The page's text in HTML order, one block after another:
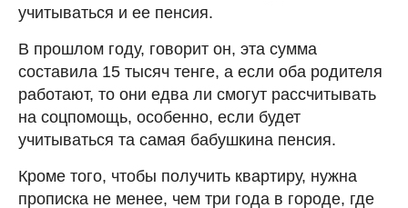
учитываться и ее пенсия.
В прошлом году, говорит он, эта сумма
составила 15 тысяч тенге, а если оба родителя
работают, то они едва ли смогут рассчитывать
на соцпомощь, особенно, если будет
учитываться та самая бабушкина пенсия.
Кроме того, чтобы получить квартиру, нужна
прописка не менее, чем три года в городе, где